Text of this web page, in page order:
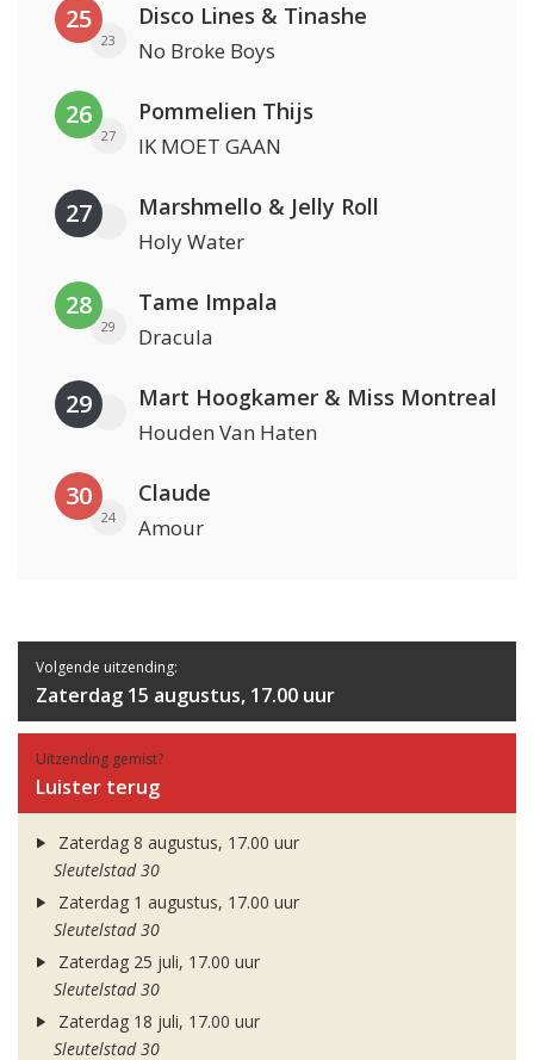
25
23
Disco Lines & Tinashe
No Broke Boys
26
27
Pommelien Thijs
IK MOET GAAN
27 Marshmello & Jelly Roll
Holy Water
28
29
Tame Impala
Dracula
29 Mart Hoogkamer & Miss Montreal
Houden Van Haten
30
24
Claude
Amour
Volgende uitzending:
Zaterdag 15 augustus, 17.00 uur
Uitzending gemist?
Luister terug
Zaterdag 8 augustus, 17.00 uur
Sleutelstad 30
Zaterdag 1 augustus, 17.00 uur
Sleutelstad 30
Zaterdag 25 juli, 17.00 uur
Sleutelstad 30
Zaterdag 18 juli, 17.00 uur
Sleutelstad 30